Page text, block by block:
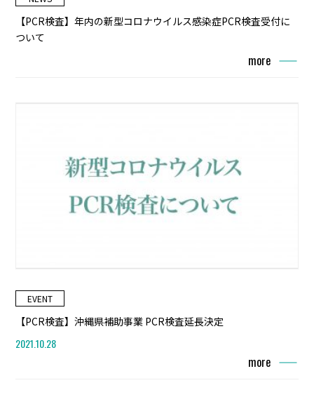
【PCR検査】年内の新型コロナウイルス感染症PCR検査受付に
ついて
more
EVENT
【PCR検査】沖縄県補助事業 PCR検査延長決定
2021.10.28
more